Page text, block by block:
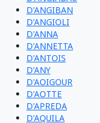
D'ANGIBAN
D'ANGIOLI
D'ANNA
D'ANNETTA
D'ANTOIS
D'ANY
D'AOIGOUR
D'AOTTE
D'APREDA
D'AQUILA